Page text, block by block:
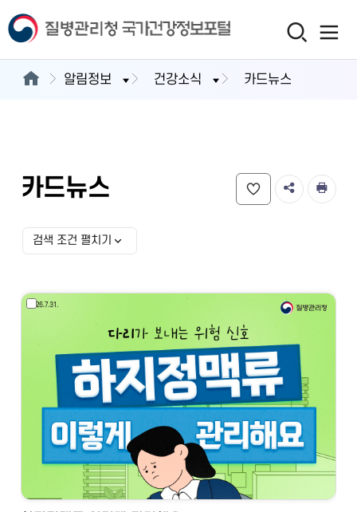
알림정보 건강소식 카드뉴스
카드뉴스
검색 조건 선택
검색 조건 펼치기